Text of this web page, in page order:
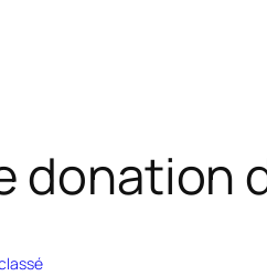
donation